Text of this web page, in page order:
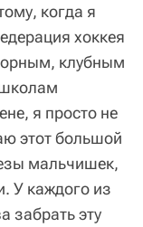
когда я
хоккея
клубным
я просто не
этот большой
мальчишек,
У каждого из
забрать эту